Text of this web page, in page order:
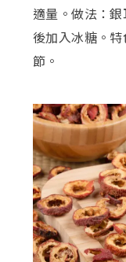
適量。做法：
後加入冰糖。
節。